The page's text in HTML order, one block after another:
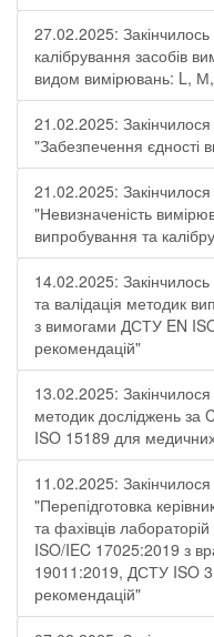
27.02.2025:
калібрування засобів
видом вимірювань: L,
21.02.2025:
"Забезпечення єдності
21.02.2025:
"Невизначеність
випробування та
14.02.2025:
та валідація методик
з вимогами ДСТУ EN
рекомендацій"
13.02.2025:
методик досліджень за
ISO 15189 для
11.02.2025:
"Перепідготовка
та фахівців
ISO/IEC 17025:2019 з
19011:2019, ДСТУ ISO
рекомендацій"